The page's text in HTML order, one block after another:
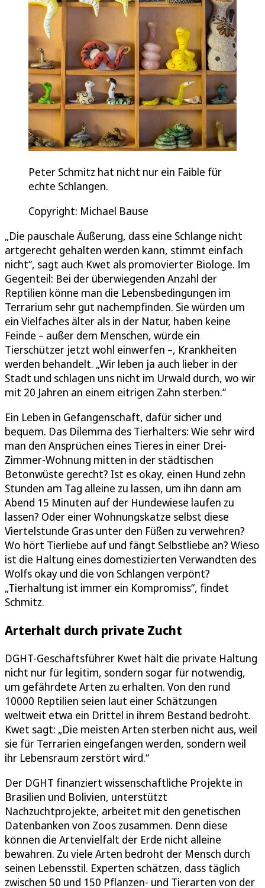
Peter Schmitz hat nicht nur ein Faible für
echte Schlangen.
Copyright: Michael Bause
„Die pauschale Äußerung, dass eine Schlange nicht
artgerecht gehalten werden kann, stimmt einfach
nicht“, sagt auch Kwet als promovierter Biologe. Im
Gegenteil: Bei der überwiegenden Anzahl der
Reptilien könne man die Lebensbedingungen im
Terrarium sehr gut nachempfinden. Sie würden um
ein Vielfaches älter als in der Natur, haben keine
Feinde – außer dem Menschen, würde ein
Tierschützer jetzt wohl einwerfen –, Krankheiten
werden behandelt. „Wir leben ja auch lieber in der
Stadt und schlagen uns nicht im Urwald durch, wo wir
mit 20 Jahren an einem eitrigen Zahn sterben.“
Ein Leben in Gefangenschaft, dafür sicher und
bequem. Das Dilemma des Tierhalters: Wie sehr wird
man den Ansprüchen eines Tieres in einer Drei-
Zimmer-Wohnung mitten in der städtischen
Betonwüste gerecht? Ist es okay, einen Hund zehn
Stunden am Tag alleine zu lassen, um ihn dann am
Abend 15 Minuten auf der Hundewiese laufen zu
lassen? Oder einer Wohnungskatze selbst diese
Viertelstunde Gras unter den Füßen zu verwehren?
Wo hört Tierliebe auf und fängt Selbstliebe an? Wieso
ist die Haltung eines domestizierten Verwandten des
Wolfs okay und die von Schlangen verpönt?
„Tierhaltung ist immer ein Kompromiss“, findet
Schmitz.
Arterhalt durch private Zucht
DGHT-Geschäftsführer Kwet hält die private Haltung
nicht nur für legitim, sondern sogar für notwendig,
um gefährdete Arten zu erhalten. Von den rund
10000 Reptilien seien laut einer Schätzungen
weltweit etwa ein Drittel in ihrem Bestand bedroht.
Kwet sagt: „Die meisten Arten sterben nicht aus, weil
sie für Terrarien eingefangen werden, sondern weil
ihr Lebensraum zerstört wird.“
Der DGHT finanziert wissenschaftliche Projekte in
Brasilien und Bolivien, unterstützt
Nachzuchtprojekte, arbeitet mit den genetischen
Datenbanken von Zoos zusammen. Denn diese
können die Artenvielfalt der Erde nicht alleine
bewahren. Zu viele Arten bedroht der Mensch durch
seinen Lebensstil. Experten schätzen, dass täglich
zwischen 50 und 150 Pflanzen- und Tierarten von der